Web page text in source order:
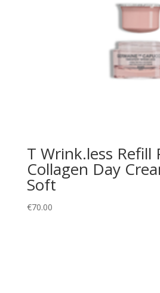
T Wrink.less Refill
Collagen Day
Soft
€70.00